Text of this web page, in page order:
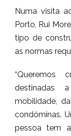
Numa visita
Porto, Rui
tipo de
as normas
“Queremos
destinadas
mobilidade,
condóminas.
pessoa tem